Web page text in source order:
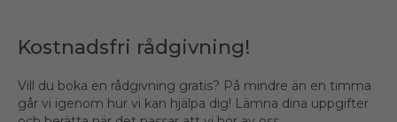
Kostnadsfri rådgivning!
Vill du boka en rådgivning gratis? På mindre än en timma
går vi igenom hur vi kan hjälpa dig! Lämna dina uppgifter